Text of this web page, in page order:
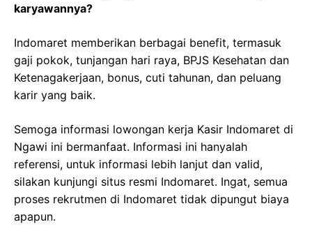
karyawannya?
Indomaret memberikan berbagai benefit, termasuk
gaji pokok, tunjangan hari raya, BPJS Kesehatan dan
Ketenagakerjaan, bonus, cuti tahunan, dan peluang
karir yang baik.
Semoga informasi lowongan kerja Kasir Indomaret di
Ngawi ini bermanfaat. Informasi ini hanyalah
referensi, untuk informasi lebih lanjut dan valid,
silakan kunjungi situs resmi Indomaret. Ingat, semua
proses rekrutmen di Indomaret tidak dipungut biaya
apapun.